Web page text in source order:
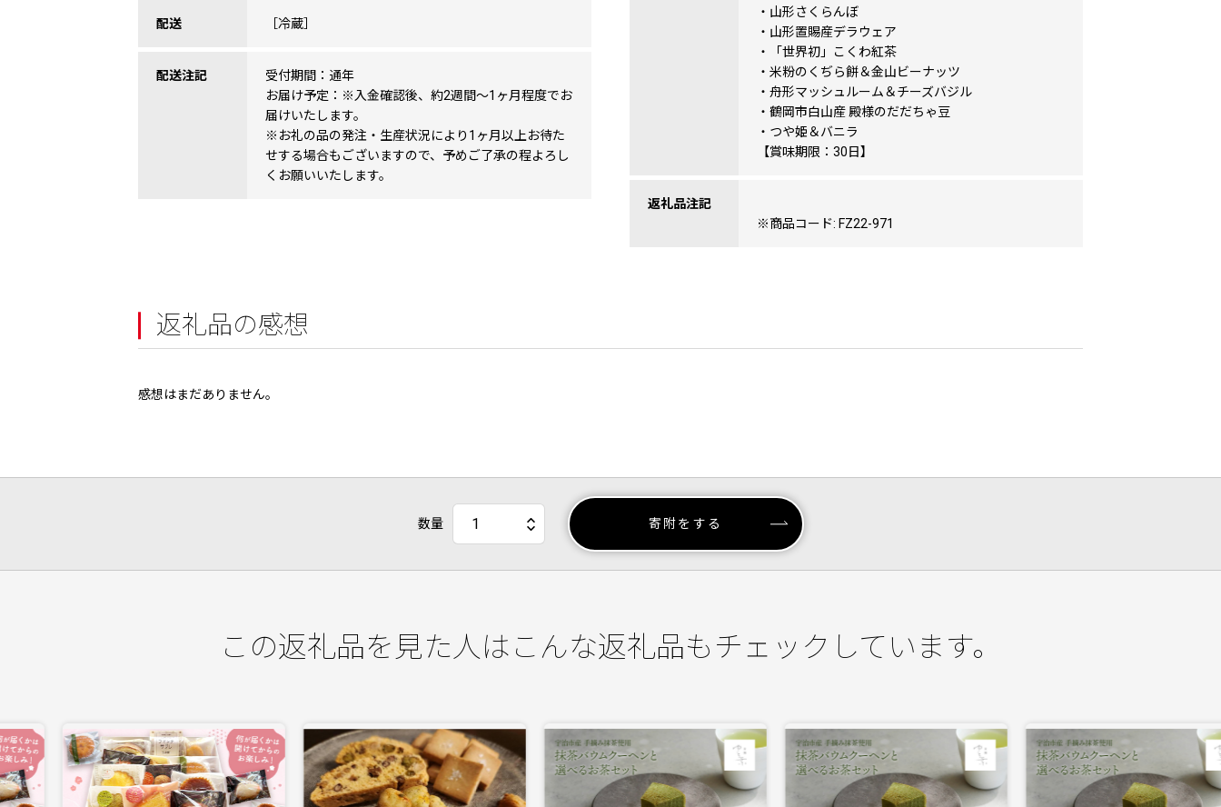
配送 ［冷蔵］
配送注記
受付期間：通年
お届け予定：※入金確認後、約2週間～1ヶ月程度でお
届けいたします。
※お礼の品の発注・生産状況により1ヶ月以上お待た
せする場合もございますので、予めご了承の程よろし
くお願いいたします。
・山形さくらんぼ
・山形置賜産デラウェア
・「世界初」こくわ紅茶
・米粉のくぢら餅＆金山ビーナッツ
・舟形マッシュルーム＆チーズバジル
・鶴岡市白山産 殿様のだだちゃ豆
・つや姫＆バニラ
【賞味期限：30日】
返礼品注記
※商品コード: FZ22-971
返礼品の感想
感想はまだありません。
数量 寄附をする
この返礼品を見た人はこんな返礼品もチェックしています。